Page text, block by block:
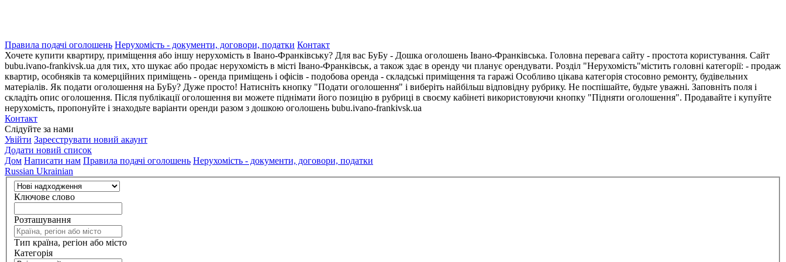
Правила подачі оголошень Нерухомість - документи, договори, податки Контакт
Хочете купити квартиру, приміщення або іншу нерухомість в Івано-Франківську? Для вас БуБу - Дошка оголошень Івано-Франківська. Головна перевага сайту - простота користування. Сайт
bubu.ivano-frankivsk.ua для тих, хто шукає або продає нерухомість в місті Івано-Франківськ, а також здає в оренду чи планує орендувати. Розділ "Нерухомість"містить головні категорії: - продаж
квартир, особняків та комерційних приміщень - оренда приміщень і офісів - подобова оренда - складські приміщення та гаражі Особливо цікава категорія стосовно ремонту, будівельних
матеріалів. Як подати оголошення на БуБу? Дуже просто! Натисніть кнопку "Подати оголошення" і виберіть найбільш відповідну рубрику. Не поспішайте, будьте уважні. Заповніть поля і
складіть опис оголошення. Після публікації оголошення ви можете піднімати його позицію в рубриці в своєму кабінеті використовуючи кнопку "Підняти оголошення". Продавайте і купуйте
нерухомість, пропонуйте і знаходьте варіанти оренди разом з дошкою оголошень bubu.ivano-frankivsk.ua
Контакт
Слідуйте за нами
Увійти Зареєструвати новий акаунт
Додати новий список
Дом Написати нам Правила подачі оголошень Нерухомість - документи, договори, податки
Russian Ukrainian
Ключове слово
Розташування
Тип країна, регіон або місто
Категорія